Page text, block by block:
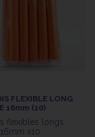
FLEXIBLE LONG
16mm (10)
flexibles longs
x10